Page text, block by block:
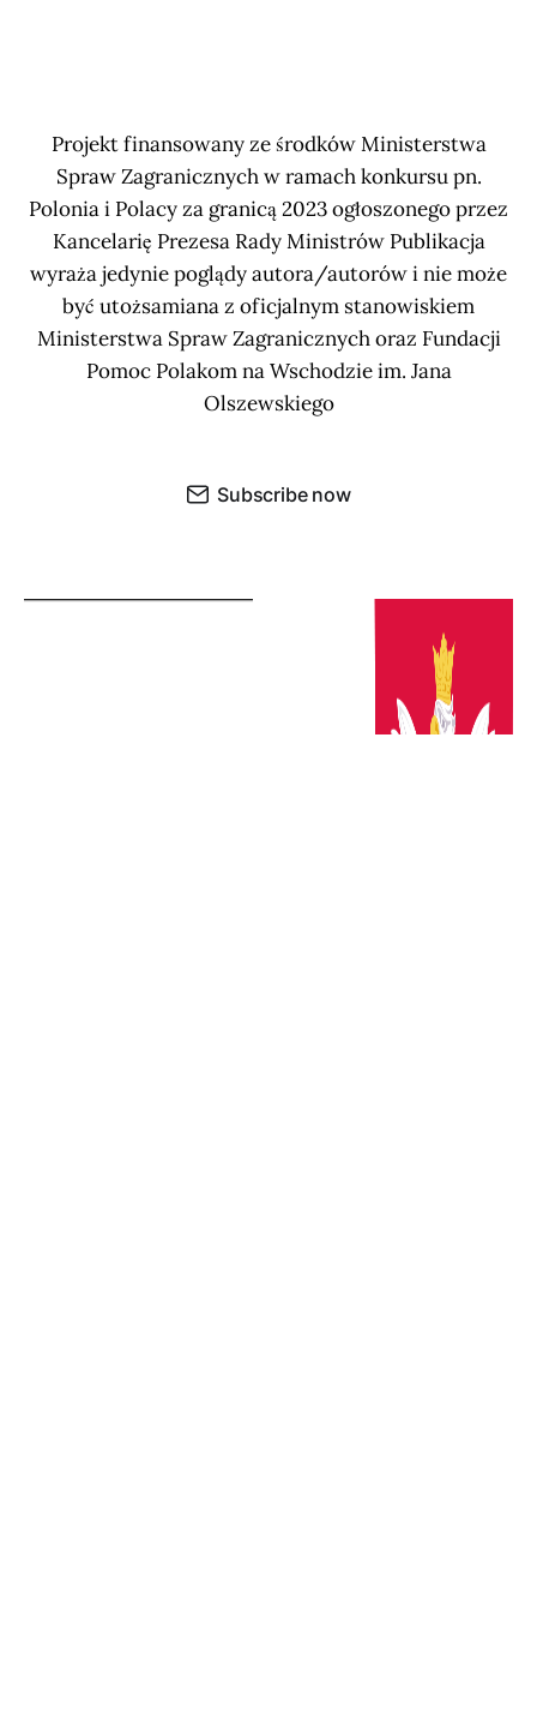
Projekt finansowany ze środków Ministerstwa
Spraw Zagranicznych w ramach konkursu pn.
Polonia i Polacy za granicą 2023 ogłoszonego przez
Kancelarię Prezesa Rady Ministrów Publikacja
wyraża jedynie poglądy autora/autorów i nie może
być utożsamiana z oficjalnym stanowiskiem
Ministerstwa Spraw Zagranicznych oraz Fundacji
Pomoc Polakom na Wschodzie im. Jana
Olszewskiego
Subscribe now